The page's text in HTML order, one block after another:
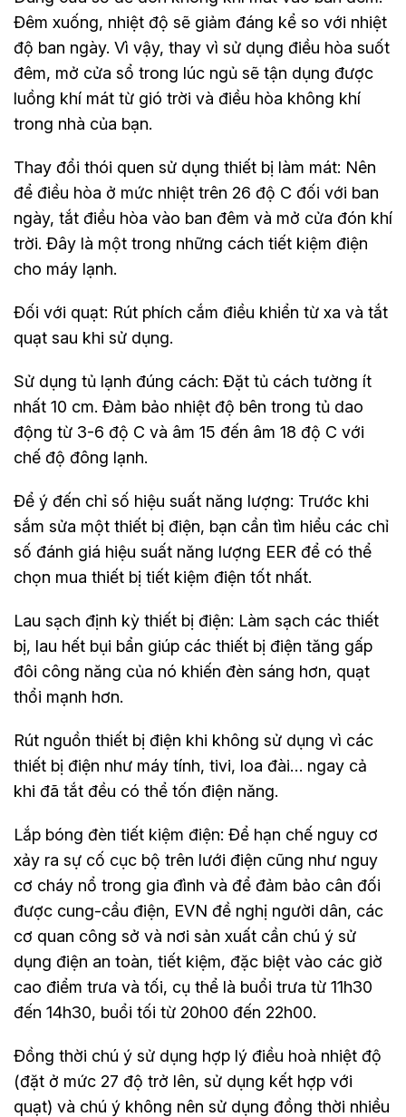
Đêm xuống, nhiệt độ sẽ giảm đáng kể so với nhiệt
độ ban ngày. Vì vậy, thay vì sử dụng điều hòa suốt
đêm, mở cửa sổ trong lúc ngủ sẽ tận dụng được
luồng khí mát từ gió trời và điều hòa không khí
trong nhà của bạn.
Thay đổi thói quen sử dụng thiết bị làm mát: Nên
để điều hòa ở mức nhiệt trên 26 độ C đối với ban
ngày, tắt điều hòa vào ban đêm và mở cửa đón khí
trời. Đây là một trong những cách tiết kiệm điện
cho máy lạnh.
‎Đối với quạt: Rút phích cắm điều khiển từ xa và tắt
quạt sau khi sử dụng.
Sử dụng tủ lạnh đúng cách: Đặt tủ cách tường ít
nhất 10 cm. Đảm bảo nhiệt độ bên trong tủ dao
động từ 3-6 độ C và âm 15 đến âm 18 độ C với
chế độ đông lạnh.
Để ý đến chỉ số hiệu suất năng lượng: Trước khi
sắm sửa một thiết bị điện, bạn cần tìm hiểu các chỉ
số đánh giá hiệu suất năng lượng EER để có thể
chọn mua thiết bị tiết kiệm điện tốt nhất.
Lau sạch định kỳ thiết bị điện: Làm sạch các thiết
bị, lau hết bụi bẩn giúp các thiết bị điện tăng gấp
đôi công năng của nó khiến đèn sáng hơn, quạt
thổi mạnh hơn.
Rút nguồn thiết bị điện khi không sử dụng vì các
thiết bị điện như máy tính, tivi, loa đài… ngay cả
khi đã tắt đều có thể tốn điện năng.
Lắp bóng đèn tiết kiệm điện: Để hạn chế nguy cơ
xảy ra sự cố cục bộ trên lưới điện cũng như nguy
cơ cháy nổ trong gia đình và để đảm bảo cân đối
được cung-cầu điện, EVN đề nghị người dân, các
cơ quan công sở và nơi sản xuất cần chú ý sử
dụng điện an toàn, tiết kiệm, đặc biệt vào các giờ
cao điểm trưa và tối, cụ thể là buổi trưa từ 11h30
đến 14h30, buổi tối từ 20h00 đến 22h00.
Đồng thời chú ý sử dụng hợp lý điều hoà nhiệt độ
(đặt ở mức 27 độ trở lên, sử dụng kết hợp với
quạt) và chú ý không nên sử dụng đồng thời nhiều